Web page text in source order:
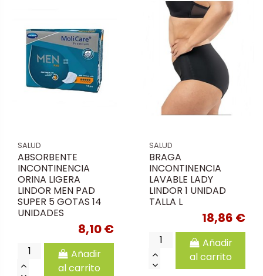
SALUD
ABSORBENTE
INCONTINENCIA
ORINA LIGERA
LINDOR MEN PAD
SUPER 5 GOTAS 14
UNIDADES
8,10 €
Añadir
al carrito
SALUD
BRAGA
INCONTINENCIA
LAVABLE LADY
LINDOR 1 UNIDAD
TALLA L
18,86 €
Añadir
al carrito